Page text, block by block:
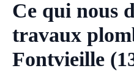
Ce qui nous
travaux
Fontvieille